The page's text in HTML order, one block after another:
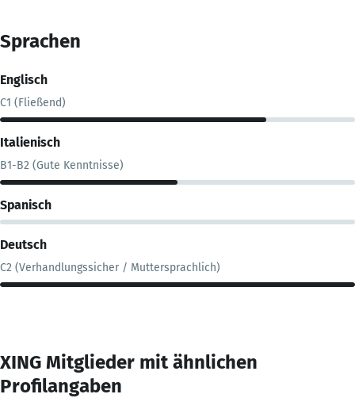
Sprachen
Englisch
C1 (Fließend)
Italienisch
B1-B2 (Gute Kenntnisse)
Spanisch
Deutsch
C2 (Verhandlungssicher / Muttersprachlich)
XING Mitglieder mit ähnlichen
Profilangaben